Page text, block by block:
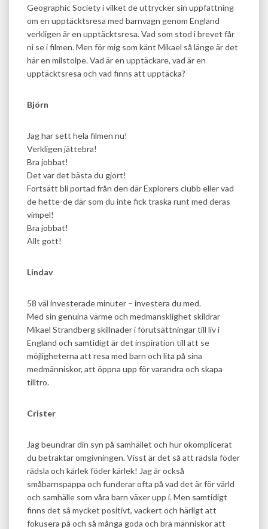
Geographic Society i vilket de uttrycker sin uppfattning
om en upptäcktsresa med barnvagn genom England
verkligen är en upptäcktsresa. Vad som stod i brevet får
ni se i filmen. Men för mig som känt Mikael så länge är det
här en milstolpe. Vad är en upptäckare, vad är en
upptäcktsresa och vad finns att upptäcka?
Björn
Jag har sett hela filmen nu!
Verkligen jättebra!
Bra jobbat!
Det var det bästa du gjort!
Fortsätt bli portad från den där Explorers clubb eller vad
de hette-de där som du inte fick traska runt med deras
vimpel!
Bra jobbat!
Allt gott!
Lindav
58 väl investerade minuter – investera du med.
Med sin genuina värme och medmänsklighet skildrar
Mikael Strandberg skillnader i förutsättningar till liv i
England och samtidigt är det inspiration till att se
möjligheterna att resa med barn och lita på sina
medmänniskor, att öppna upp för varandra och skapa
tilltro.
Crister
Jag beundrar din syn på samhället och hur okomplicerat
du betraktar omgivningen. Visst är det så att rädsla föder
rädsla och kärlek föder kärlek! Jag är också
småbarnspappa och funderar ofta på vad det är för värld
och samhälle som våra barn växer upp i. Men samtidigt
finns det så mycket positivt, vackert och härligt att
fokusera på och så många goda och bra människor att